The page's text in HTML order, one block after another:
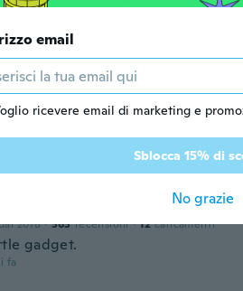
2018 · 363 recensioni · 12 caricamenti
gadget.
fa
email
ricevere email di marketing e
Sblocca 15% di
No grazie